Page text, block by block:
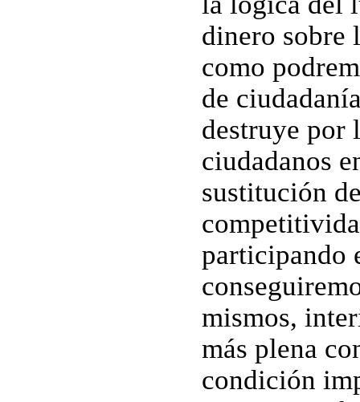
dinero sobre
como
de
destruye por
ciudadanos
sustitución
participando
mismos,
más plena
condición